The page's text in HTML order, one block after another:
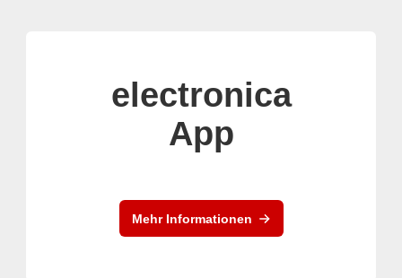
electronica
App
Mehr Informationen